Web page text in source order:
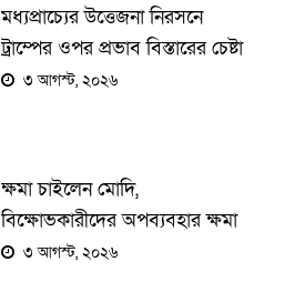
মধ্যপ্রাচ্যের উত্তেজনা নিরসনে
ট্রাম্পের ওপর প্রভাব বিস্তারের চেষ্টা
করছে সৌদি আরব
৩ আগস্ট, ২০২৬
ক্ষমা চাইলেন মোদি,
বিক্ষোভকারীদের অপব্যবহার ক্ষমা
করলেন
৩ আগস্ট, ২০২৬